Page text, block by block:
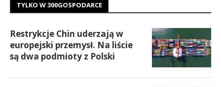
TYLKO W 300GOSPODARCE
Restrykcje Chin uderzają w
europejski przemysł. Na liście
są dwa podmioty z Polski